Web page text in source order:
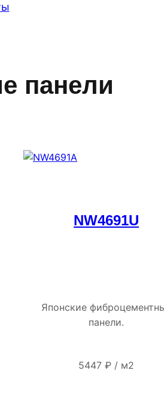
панели
NW4691U
Японские
панели.
5447₽ / м2